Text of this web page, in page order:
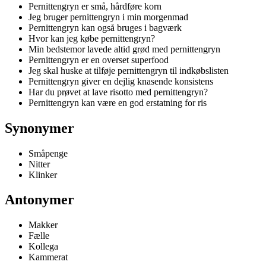
Pernittengryn er små, hårdføre korn
Jeg bruger pernittengryn i min morgenmad
Pernittengryn kan også bruges i bagværk
Hvor kan jeg købe pernittengryn?
Min bedstemor lavede altid grød med pernittengryn
Pernittengryn er en overset superfood
Jeg skal huske at tilføje pernittengryn til indkøbslisten
Pernittengryn giver en dejlig knasende konsistens
Har du prøvet at lave risotto med pernittengryn?
Pernittengryn kan være en god erstatning for ris
Synonymer
Småpenge
Nitter
Klinker
Antonymer
Makker
Fælle
Kollega
Kammerat